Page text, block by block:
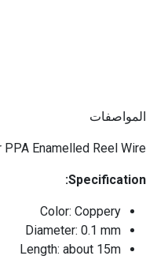
المواصفات
Enamelled Reel Wire
Specification:
Color: Coppery
Diameter: 0.1 mm
Length: about 15m